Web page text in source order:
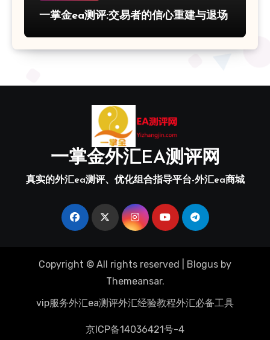
一掌金ea测评:交易者的信心重建与退场
一掌金外汇EA测评网
真实的外汇ea测评、优化组合指导平台-外汇ea商城
Copyright © All rights reserved Blogus by
Themeansar.
vip服务外汇ea测评外汇经验教程外汇必备工具
京ICP备14036421号-4